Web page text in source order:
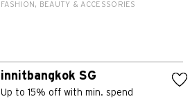
FASHION, BEAUTY & ACCESSORIES
innitbangkok SG
Up to 15% off with min. spend